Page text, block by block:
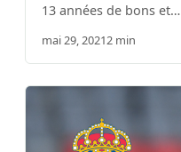
13 années de bons et…
mai 29, 20212 min